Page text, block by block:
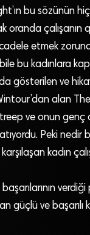
bu sözünün
oranda çalışanın
etmek
bu kadınlara
gösterilen ve
alan
ve onun
Peki nedir
kadın
güçlü ve